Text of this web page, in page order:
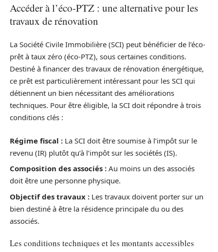
Accéder à l’éco-PTZ : une alternative pour les
travaux de rénovation
La Société Civile Immobilière (SCI) peut bénéficier de l’éco-
prêt à taux zéro (éco-PTZ), sous certaines conditions.
Destiné à financer des travaux de rénovation énergétique,
ce prêt est particulièrement intéressant pour les SCI qui
détiennent un bien nécessitant des améliorations
techniques. Pour être éligible, la SCI doit répondre à trois
conditions clés :
Régime fiscal : La SCI doit être soumise à l’impôt sur le
revenu (IR) plutôt qu’à l’impôt sur les sociétés (IS).
Composition des associés : Au moins un des associés
doit être une personne physique.
Objectif des travaux : Les travaux doivent porter sur un
bien destiné à être la résidence principale du ou des
associés.
Les conditions techniques et les montants accessibles